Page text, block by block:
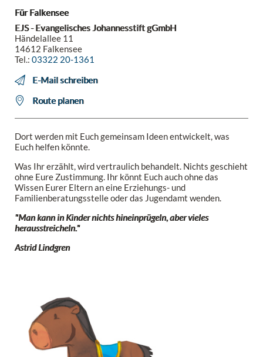
Für Falkensee
EJS - Evangelisches Johannesstift gGmbH
Händelallee 11
14612 Falkensee
Tel.:03322 20-1361
E-Mail schreiben
Route planen
Dort werden mit Euch gemeinsam Ideen entwickelt, was
Euch helfen könnte.
Was Ihr erzählt, wird vertraulich behandelt. Nichts geschieht
ohne Eure Zustimmung. Ihr könnt Euch auch ohne das
Wissen Eurer Eltern an eine Erziehungs- und
Familienberatungsstelle oder das Jugendamt wenden.
"Man kann in Kinder nichts hineinprügeln, aber vieles
herausstreicheln."
Astrid Lindgren